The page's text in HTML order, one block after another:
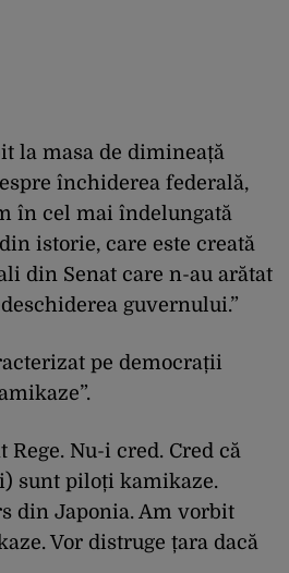
la masa de dimineață
închiderea federală,
în cel mai îndelungată
istorie, care este creată
din Senat care n-au arătat
guvernului.”
pe democrații
Rege. Nu-i cred. Cred că
sunt piloți kamikaze.
din Japonia. Am vorbit
Vor distruge țara dacă